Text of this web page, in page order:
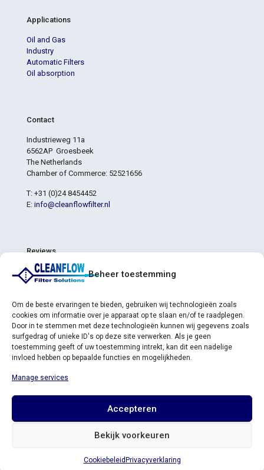
Beheer toestemming
Om de beste ervaringen te bieden, gebruiken wij technologieën zoals
cookies om informatie over je apparaat op te slaan en/of te raadplegen.
Door in te stemmen met deze technologieën kunnen wij gegevens zoals
surfgedrag of unieke ID's op deze site verwerken. Als je geen
toestemming geeft of uw toestemming intrekt, kan dit een nadelige
invloed hebben op bepaalde functies en mogelijkheden.
Manage services
Accepteren
Bekijk voorkeuren
Cookiebeleid Privacyverklaring
Applications
Oil and Gas
Industry
Automatic Filters
Oil absorption
Contact
Industrieweg 11a
6562AP Groesbeek
The Netherlands
Chamber of Commerce: 52521656
T: +31 (0)24 8454452
E: info@cleanflowfilter.nl
Reviews
4.8
4.8 out of 5 stars (based on 6 reviews)
Very good
17%
Average
0%
Poor
0%
Terrible
© cleanflowfilter.nl |privacy statement